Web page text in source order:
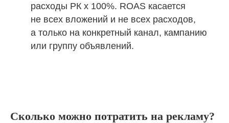
расходы РК х 100%. ROAS касается
не всех вложений и не всех расходов,
а только на конкретный канал, кампанию
или группу объявлений.
Сколько можно потратить на рекламу?